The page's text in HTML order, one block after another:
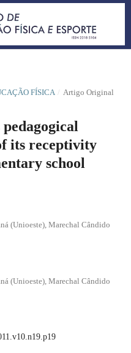
FÍSICA / Artigo Original
its receptivity
school
(Unioeste), Marechal Cândido
(Unioeste), Marechal Cândido